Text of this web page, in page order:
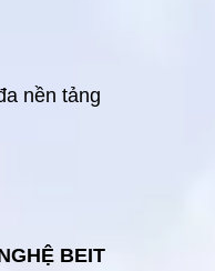
nền tảng
BEIT